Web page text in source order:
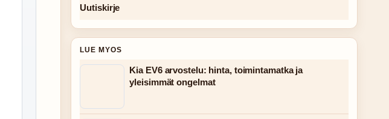
Uutiskirje
LUE MYOS
Kia EV6 arvostelu: hinta, toimintamatka ja
yleisimmät ongelmat